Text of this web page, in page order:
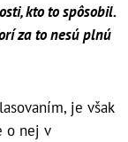
kto to spôsobil.
za to nesú plnú
je však
o nej v